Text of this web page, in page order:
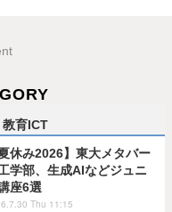
教育ICT
夏休み2026】東大メタバー
学部、生成AIなどジュニ
座6選
Thu 11:15